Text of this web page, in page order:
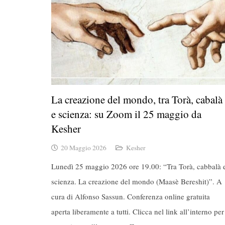
La creazione del mondo, tra Torà, cabalà
e scienza: su Zoom il 25 maggio da
Kesher
20 Maggio 2026 Kesher
Lunedì 25 maggio 2026 ore 19.00: “Tra Torà, cabbalà
scienza. La creazione del mondo (Maasè Bereshit)”. A
cura di Alfonso Sassun. Conferenza online gratuita
aperta liberamente a tutti. Clicca nel link all’interno per